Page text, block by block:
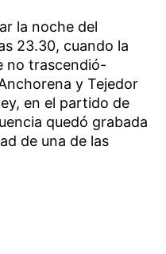
la noche del
23.30, cuando la
no trascendió-
y Tejedor
en el partido de
quedó grabada
de una de las